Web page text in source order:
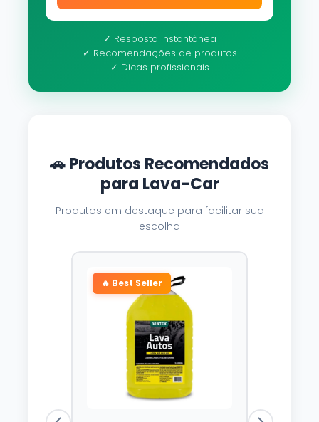
✓ Resposta instantânea
✓ Recomendações de produtos
✓ Dicas profissionais
🚗 Produtos Recomendados
para Lava-Car
Produtos em destaque para facilitar sua
escolha
🔥 Best Seller